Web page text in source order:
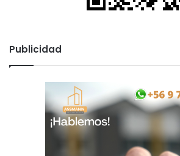
Publicidad